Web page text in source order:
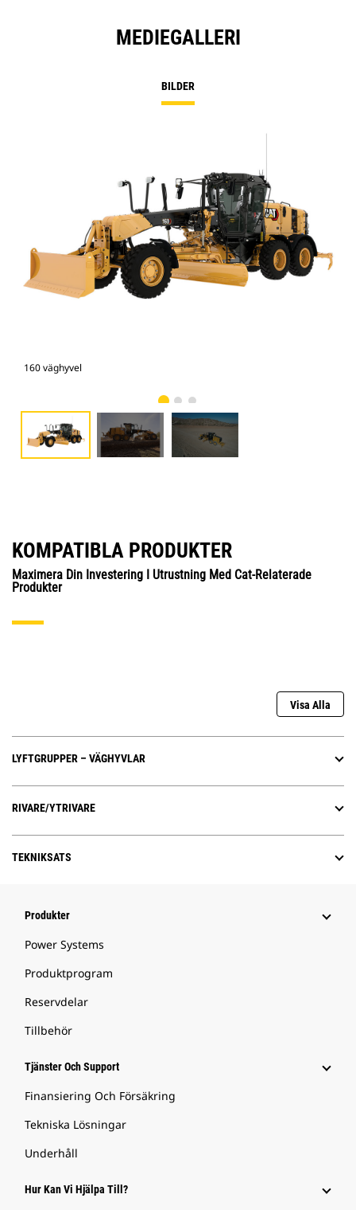
MEDIEGALLERI
BILDER
160 väghyvel
KOMPATIBLA PRODUKTER
Maximera Din Investering I Utrustning Med Cat-Relaterade
Produkter
Visa Alla
LYFTGRUPPER – VÄGHYVLAR
RIVARE/YTRIVARE
TEKNIKSATS
Produkter
Power Systems
Produktprogram
Reservdelar
Tillbehör
Tjänster Och Support
Finansiering Och Försäkring
Tekniska Lösningar
Underhåll
Hur Kan Vi Hjälpa Till?